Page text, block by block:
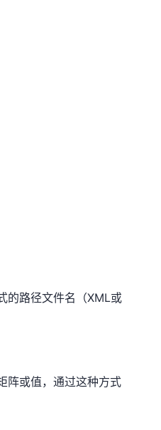
的路径文件名（XML或
阵或值，通过这种方式